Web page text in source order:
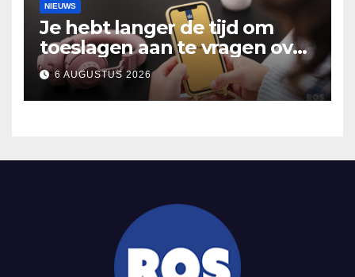
NIEUWS
Je hebt langer de tijd om
toeslagen aan te vragen over
2025
6 AUGUSTUS 2026